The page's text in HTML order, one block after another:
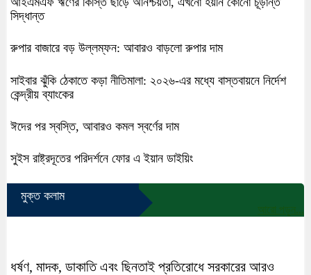
সিদ্ধান্ত
রুপার বাজারে বড় উল্লম্ফন: আবারও বাড়লো রুপার দাম
সাইবার ঝুঁকি ঠেকাতে কড়া নীতিমালা: ২০২৬-এর মধ্যে বাস্তবায়নে নির্দেশ
কেন্দ্রীয় ব্যাংকের
ঈদের পর স্বস্তি, আবারও কমল স্বর্ণের দাম
সুইস রাষ্ট্রদূতের পরিদর্শনে ফোর এ ইয়ান ডাইয়িং
আরো পড়ুন...
মুক্ত কলাম
ধর্ষণ, মাদক, ডাকাতি এবং ছিনতাই প্রতিরোধে সরকারের আরও